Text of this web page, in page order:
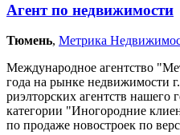
Агент по недвижимости
Тюмень‎, Метрика
Международное агентство
года на рынке
риэлторских агентств
категории "Иногородние
по продаже новостроек по